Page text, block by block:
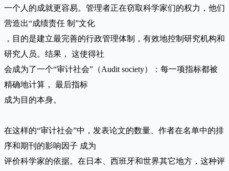
一个人的成就更容易。管理者正在窃取科学家们的权力，他们
营造出“成绩责任 制”文化
，目的是建立最完善的行政管理体制，有效地控制研究机构和
研究人员。结果， 这使得社
会成为了一个“审计社会”（Audit society）：每一项指标都被
精确地计算， 最后指标
成为目的本身。
在这样的“审计社会”中，发表论文的数量、作者在名单中的排
序和期刊的影响因子 成为
评价科学家的依据。在日本、西班牙和世界其它地方，这种评